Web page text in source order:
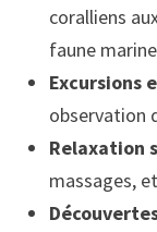
coralliens
faune
Excursions
observation
Relaxation
massages,